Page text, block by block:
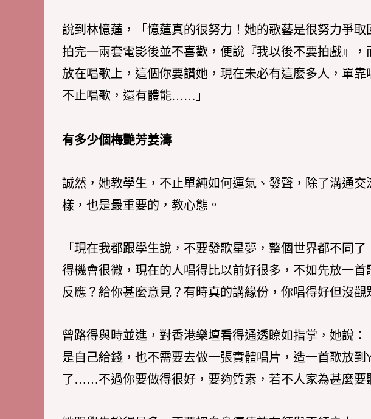
說到林憶蓮，「憶蓮真的很努力！她的歌藝是很努力爭
拍完一兩套電影後並不喜歡，便說『我以後不要拍戲』
放在唱歌上，這個你要讚她，現在未必有這麼多人，單
不止唱歌，還有體能……」
有多少個梅艷芳姜濤
誠然，她教學生，不止單純如何運氣、發聲，除了溝通
樣，也是最重要的，教心態。
「現在我都跟學生說，不要發歌星夢，整個世界都不同
得機會很微，現在的人唱得比以前好很多，不如先放一
反應？給你甚麼意見？有時真的講緣份，你唱得好但沒觀
曾路得與時並進，對香港樂壇看得通透瞭如指掌，她說
是自己給錢，也不需要去做一張實體唱片，造一首歌放到
了……不過你要做得很好，要夠質素，若不人家為甚麼要